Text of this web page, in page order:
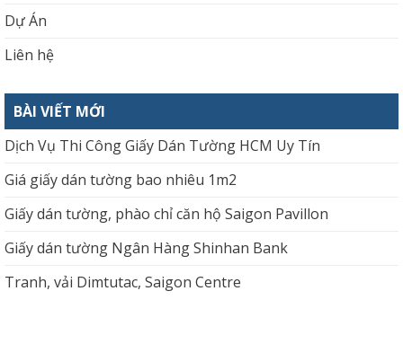
Dự Án
Liên hệ
BÀI VIẾT MỚI
Dịch Vụ Thi Công Giấy Dán Tường HCM Uy Tín
Giá giấy dán tường bao nhiêu 1m2
Giấy dán tường, phào chỉ căn hộ Saigon Pavillon
Giấy dán tường Ngân Hàng Shinhan Bank
Tranh, vải Dimtutac, Saigon Centre